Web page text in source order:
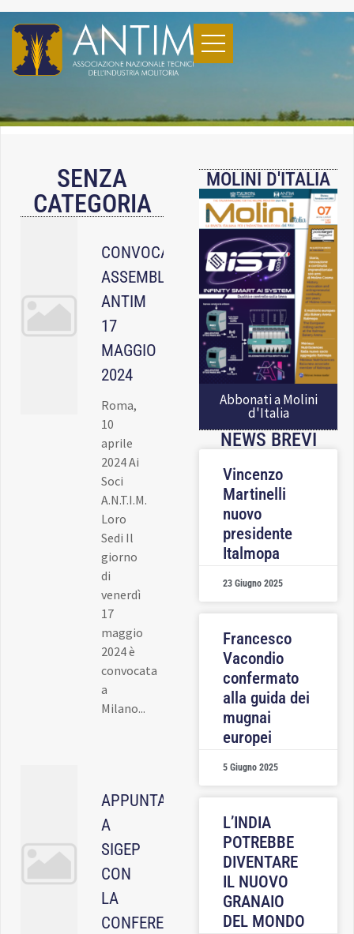
SENZA
CATEGORIA
CONVOCAZIONE
ASSEMBLEA
ANTIM
17
MAGGIO
2024
Roma,
10
aprile
2024 Ai
Soci
A.N.T.I.M.
Loro
Sedi Il
giorno
di
venerdì
17
maggio
2024 è
convocata
a
Milano...
APPUNTAMENTO
A
SIGEP
CON
LA
CONFERENZA
MOLINI D'ITALIA
Abbonati a Molini
d'Italia
NEWS BREVI
Vincenzo
Martinelli
nuovo
presidente
Italmopa
23 Giugno 2025
Francesco
Vacondio
confermato
alla guida dei
mugnai
europei
5 Giugno 2025
L’INDIA
POTREBBE
DIVENTARE
IL NUOVO
GRANAIO
DEL MONDO